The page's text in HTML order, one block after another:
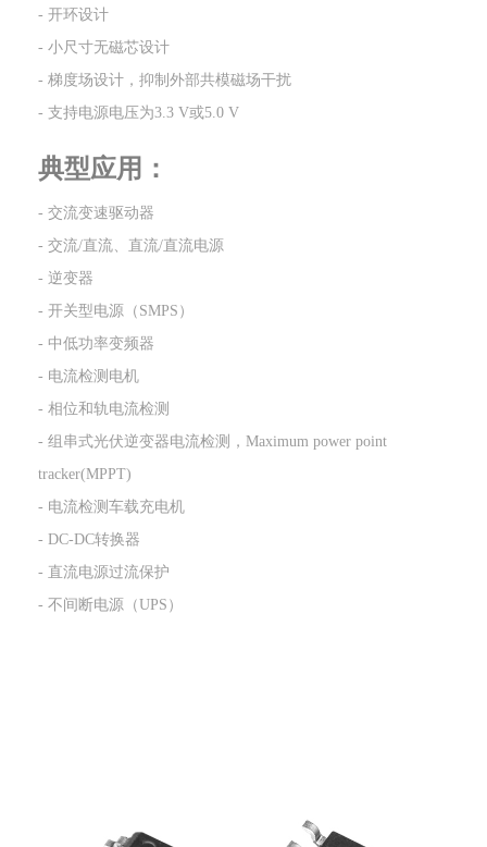
- 开环设计
- 小尺寸无磁芯设计
- 梯度场设计，抑制外部共模磁场干扰
- 支持电源电压为3.3 V或5.0 V
典型应用：
- 交流变速驱动器
- 交流/直流、直流/直流电源
- 逆变器
- 开关型电源（SMPS）
- 中低功率变频器
- 电流检测电机
- 相位和轨电流检测
- 组串式光伏逆变器电流检测，Maximum power point
tracker(MPPT)
- 电流检测车载充电机
- DC-DC转换器
- 直流电源过流保护
- 不间断电源（UPS）